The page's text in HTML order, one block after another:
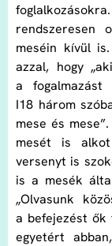
rendszeresen
meséin kívül
azzal, hogy
a
I18 három
mese és
mesét is
versenyt is
is a mesék
„Olvasunk
a befejezést ők
egyetért